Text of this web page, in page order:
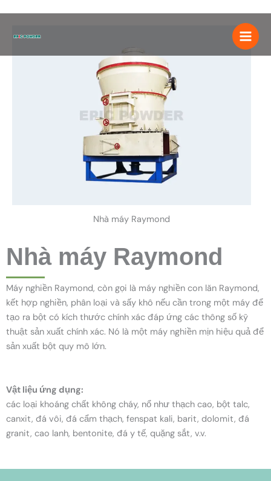
đến
Nhà máy Raymond
Nhà máy Raymond
Máy nghiền Raymond, còn gọi là máy nghiền con lăn Raymond,
kết hợp nghiền, phân loại và sấy khô nếu cần trong một máy để
tạo ra bột có kích thước chính xác đáp ứng các thông số kỹ
thuật sản xuất chính xác. Nó là một máy nghiền mịn hiệu quả để
sản xuất bột quy mô lớn.
Vật liệu ứng dụng:
các loại khoáng chất không cháy, nổ như thạch cao, bột talc,
canxit, đá vôi, đá cẩm thạch, fenspat kali, barit, dolomit, đá
granit, cao lanh, bentonite, đá y tế, quặng sắt, v.v.